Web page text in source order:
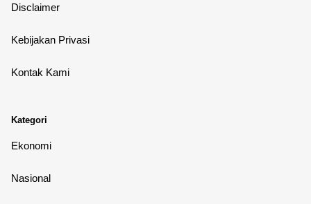
Disclaimer
Kebijakan Privasi
Kontak Kami
Kategori
Ekonomi
Nasional